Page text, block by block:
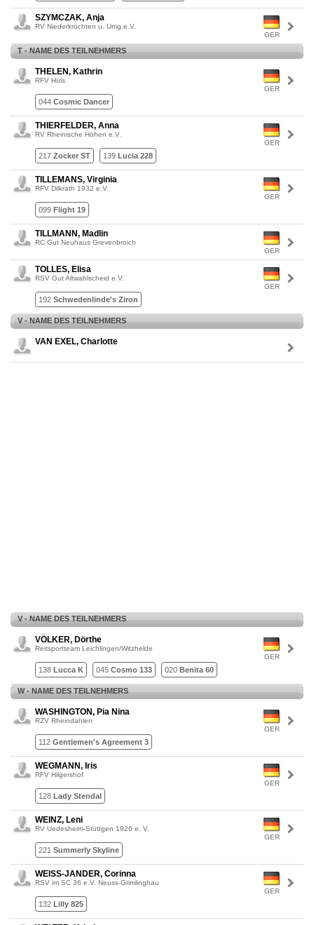
GER
SZYMCZAK, Anja
RV Niederkrüchten u. Umg.e.V.
T - NAME DES TEILNEHMERS
GER
THELEN, Kathrin
RFV Hüls
044 Cosmic Dancer
GER
THIERFELDER, Anna
RV Rheinische Höhen e.V.
217 Zocker ST 139 Lucia 228
GER
TILLEMANS, Virginia
RFV Dilkrath 1932 e.V.
099 Flight 19
GER
TILLMANN, Madlin
RC Gut Neuhaus Grevenbroich
GER
TOLLES, Elisa
RSV Gut Altwahlscheid e.V.
192 Schwedenlinde's Ziron
V - NAME DES TEILNEHMERS
VAN EXEL, Charlotte
V - NAME DES TEILNEHMERS
GER
VÖLKER, Dörthe
Reitsportteam Leichlingen/Witzhelde
138 Lucca K 045 Cosmo 133 020 Benita 60
W - NAME DES TEILNEHMERS
GER
WASHINGTON, Pia Nina
RZV Rheindahlen
112 Gentlemen's Agreement 3
GER
WEGMANN, Iris
RFV Hilgershof
128 Lady Stendal
GER
WEINZ, Leni
RV Uedesheim-Stüttgen 1926 e. V.
221 Summerly Skyline
GER
WEISS-JANDER, Corinna
RSV im SC 36 e.V. Neuss-Grimlinghau
132 Lilly 825